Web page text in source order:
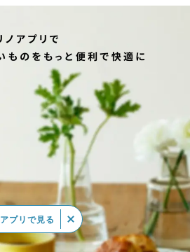
アプリで見る